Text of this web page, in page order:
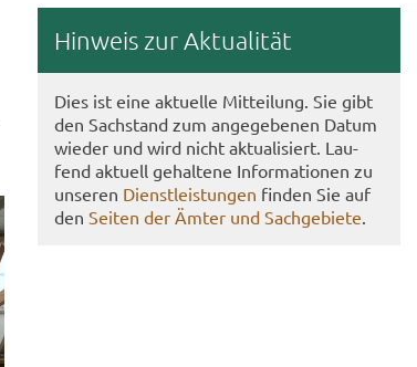
Hin­weis zur Ak­tua­li­tät
Dies ist eine ak­tu­el­le Mit­tei­lung. Sie gibt
den Sach­stand zum an­ge­ge­be­nen Datum
wie­der und wird nicht ak­tua­li­siert. Lau­
fend ak­tu­ell ge­hal­te­ne In­for­ma­tio­nen zu
un­se­ren Dienst­leis­tun­gen fin­den Sie auf
den Sei­ten der Ämter und Sach­ge­bie­te.